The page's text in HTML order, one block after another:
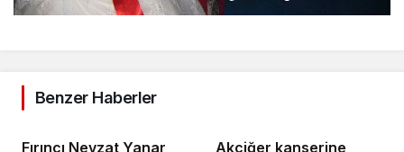
Benzer Haberler
Fırıncı Nevzat Yanar
Akciğer kanserine